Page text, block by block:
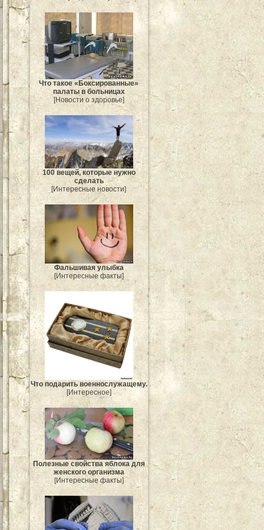
Что такое «Боксированные»
палаты в больницах
[Новости о здоровье]
100 вещей, которые нужно
сделать
[Интересные новости]
Фальшивая улыбка
[Интересные факты]
Что подарить военнослужащему.
[Интересное]
Полезные свойства яблока для
женского организма
[Интересные факты]